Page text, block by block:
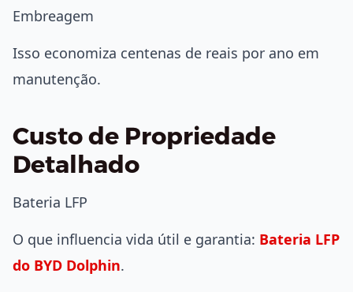
Embreagem
Isso economiza centenas de reais por ano em
manutenção.
Custo de Propriedade
Detalhado
Bateria LFP
O que influencia vida útil e garantia: Bateria LFP
do BYD Dolphin.